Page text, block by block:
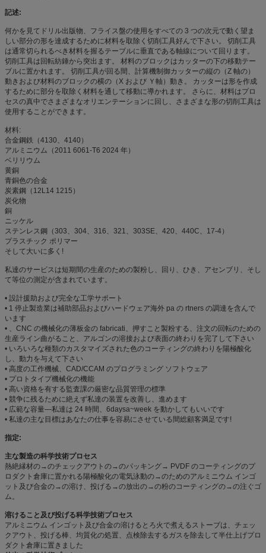
記述:
何かを見てドリル出版物、フライス盤の使用をすべての 3 つの次元で動く望ま
しい部分の形を達成するために材料を取除く切削工具好んで下さい。 切削工具
は通常切られるべき材料を握るテーブルに垂直である軸線について回ります。
切削工具は回転紡錘から突出ます。 材料のブロックはカッターの下の移動テー
ブルに置かれます。 切削工具が回る間、計算機制御カッターの縦の（Z 軸の）
動きおよび材料のブロックの横の（X および Ｙ軸）動き。 カッターは形を作成
するために部分を取除く材料を通して移動に導かれます。 さらに、材料はプロ
セスの真中でさまざまなオリエンテーションに回し、さまざまな形の切削工具は
使用することができます。
材料:
合金鋼鉄（4130、4140）
アルミニウム（2011 6061-T6 2024 年）
ベリリウム
黄銅
青銅色の合金
炭素鋼（12L14 1215）
炭化物
銅
ニッケル
ステンレス鋼（303、304、316、321、303SE、420、440C、17-4）
プラスチック ポリマー
そして大いに多く!
私達のサービスは短期間の生産のための製粉し、回り、ひき、アセンブリ、そし
て等位の測定が含まれています。
• 設計援助および完全な工学サポート
• 1 停止製造業は補助部品およびハードウェア海外 pa の rtners の調達を含んで
います
• 、CNC の機械化の薄板金の fabricati、押すこと製粉する、注文の回転のための
生産ライン曲がること、アルゴンの溶接および表面の終わりを完了して下さい
• いろいろな種類のカスタマイズされた色のコーティングの終わりを陽極酸化
し、動力を与えて下さい
• 高度の工作機械、CAD/CCAM のプログラミング ソフトウェア
• プロトタイプ機械化の機能
• 高い資格を有する監査課の厳密な品質管理の標準
• 競争に残るために絶えず私達の装置を改善し、進めます
• 広範な容量—私達は 24 時間、6daysa~week を動かしてもいいです
• 私達の主な目標はあなたの仕事を容易にさせている間総顧客満足です!
指定:
主な製造の科学技術プロセス
熱絶縁材の→のチェックアウトの→のパッキング→ PVDF のコーティングのプ
ロダクト倉庫に置かれる陽極酸化の電気泳動の→のためのアルミニウム インゴ
ット及び合金の→の溶け、投げる→の放出の→の粉のコーティングの→の注ぐゴ
ム。
溶けること及び投げる科学技術プロセス
アルミニウム インゴット及び合金の溶けるとろ火で煮えるストーブは、チェッ
クアウト、投げる棒、均質化の処置、点検除去するガスを除去して半仕上げプロ
ダクト倉庫に置きました